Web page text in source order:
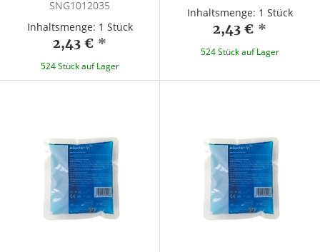
SNG1012035
Inhaltsmenge: 1 Stück
2,43 € *
524 Stück auf Lager
Inhaltsmenge: 1 Stück
2,43 € *
524 Stück auf Lager